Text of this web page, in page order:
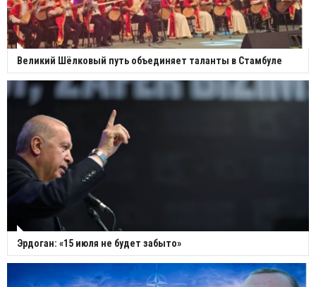
Великий Шёлковый путь объединяет таланты в Стамбуле
Эрдоган: «15 июля не будет забыто»